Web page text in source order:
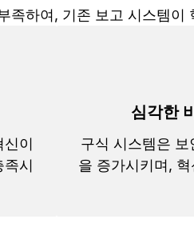
하여, 기존 보고 시스템이
이
시
심각한
구식 시스템은
을 증가시키며,